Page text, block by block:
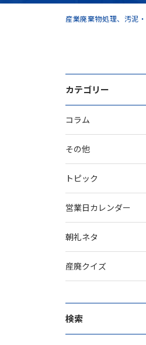
産業廃棄物処理、汚泥
カテゴリー
コラム
その他
トピック
営業日カレンダー
朝礼ネタ
産廃クイズ
検索